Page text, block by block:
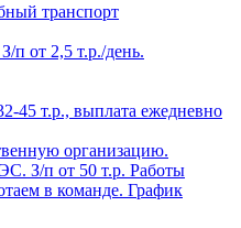
транспорт
от 2,5 т.р./день.
45 т.р., выплата ежедневно
организацию.
З/п от 50 т.р. Работы
в команде. График